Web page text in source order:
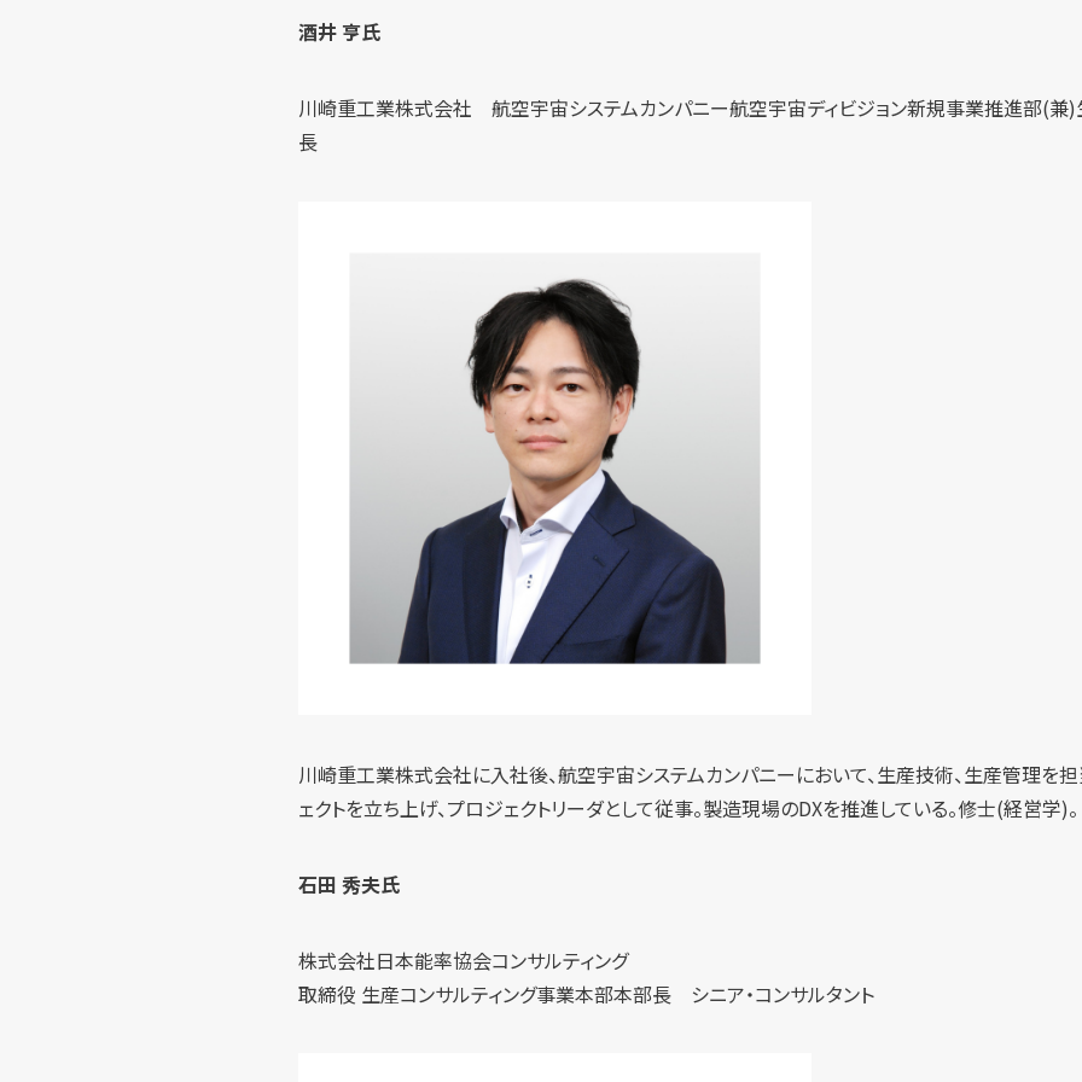
酒井 亨氏
川崎重工業株式会社 航空宇宙システムカンパニー航空宇宙ディビジョン新規事業推進部(
長
川崎重工業株式会社に入社後、航空宇宙システムカンパニーにおいて、生産技術、生産管理を
ェクトを立ち上げ、プロジェクトリーダとして従事。製造現場のDXを推進している。修士(経営学)。
石田 秀夫氏
株式会社日本能率協会コンサルティング
取締役 生産コンサルティング事業本部本部長 シニア・コンサルタント